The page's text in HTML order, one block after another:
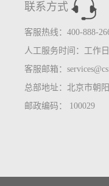
联系方式
客服热线：400-888-
人工服务时间：工作
客服邮箱：
总部地址：北京市朝
邮政编码： 100029